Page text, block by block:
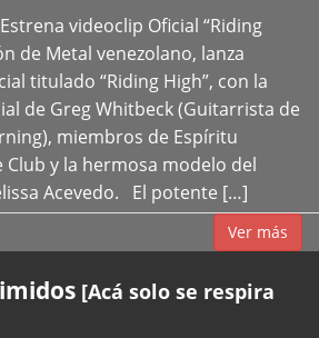
videoclip Oficial “Riding
de Metal venezolano, lanza
titulado “Riding High”, con la
de Greg Whitbeck (Guitarrista de
miembros de Espíritu
Club y la hermosa modelo del
Acevedo. El potente […]
Ver más
[Acá solo se respira